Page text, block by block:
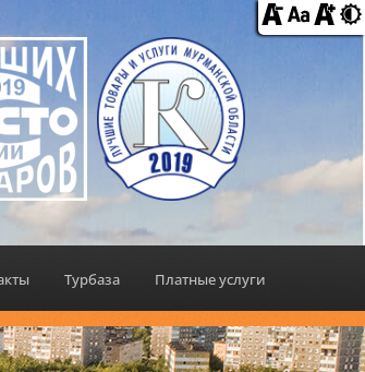
Турбаза Платные услуги